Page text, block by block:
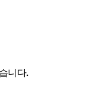
니다.